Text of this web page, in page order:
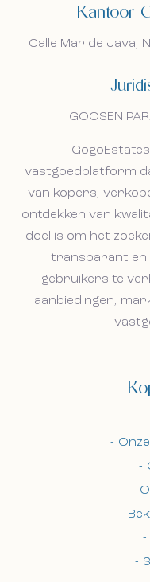
Kantoor
Calle Mar de Java,
GOOSEN
vastgoedplatform
van kopers,
ontdekken van
doel is om het
transparant en
gebruikers te
aanbiedingen,